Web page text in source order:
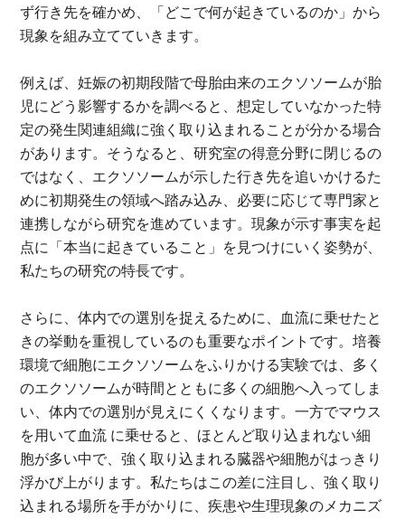
ず行き先を確かめ、「どこで何が起きているのか」から
現象を組み立てていきます。
例えば、妊娠の初期段階で母胎由来のエクソソームが胎
児にどう影響するかを調べると、想定していなかった特
定の発生関連組織に強く取り込まれることが分かる場合
があります。そうなると、研究室の得意分野に閉じるの
ではなく、エクソソームが示した行き先を追いかけるた
めに初期発生の領域へ踏み込み、必要に応じて専門家と
連携しながら研究を進めています。現象が示す事実を起
点に「本当に起きていること」を見つけにいく姿勢が、
私たちの研究の特長です。
さらに、体内での選別を捉えるために、血流に乗せたと
きの挙動を重視しているのも重要なポイントです。培養
環境で細胞にエクソソームをふりかける実験では、多く
のエクソソームが時間とともに多くの細胞へ入ってしま
い、体内での選別が見えにくくなります。一方でマウス
を用いて血流 に乗せると、ほとんど取り込まれない細
胞が多い中で、強く取り込まれる臓器や細胞がはっきり
浮かび上がります。私たちはこの差に注目し、強く取り
込まれる場所を手がかりに、疾患や生理現象のメカニズ